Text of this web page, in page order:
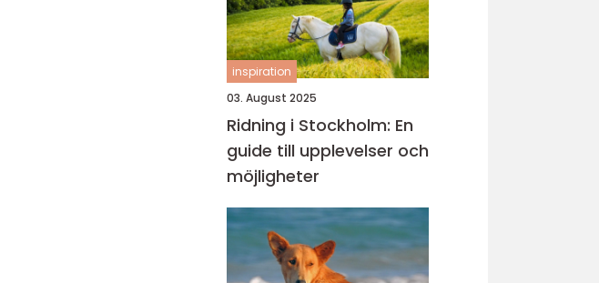
inspiration
03. August 2025
Ridning i Stockholm: En
guide till upplevelser och
möjligheter